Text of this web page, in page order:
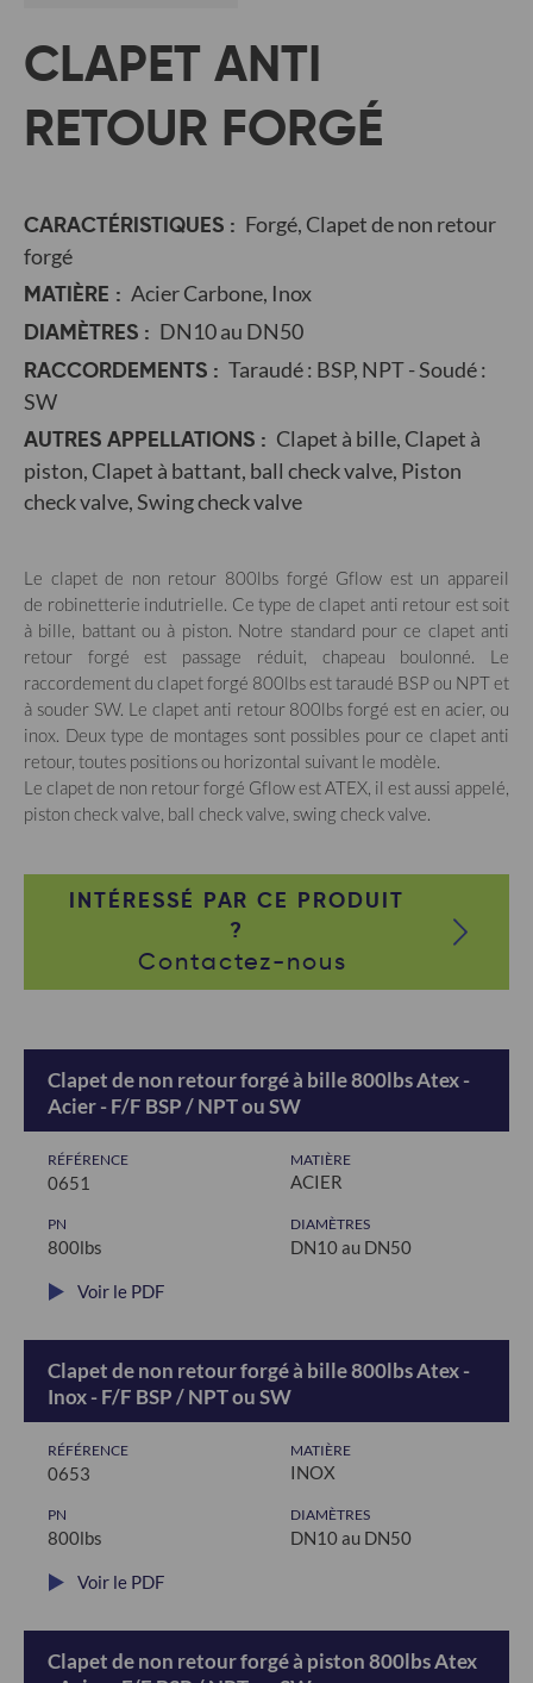
CLAPET ANTI
RETOUR FORGÉ
CARACTÉRISTIQUES : Forgé, Clapet de non retour
forgé
MATIÈRE : Acier Carbone, Inox
DIAMÈTRES : DN10 au DN50
RACCORDEMENTS : Taraudé : BSP, NPT - Soudé :
SW
AUTRES APPELLATIONS : Clapet à bille, Clapet à
piston, Clapet à battant, ball check valve, Piston
check valve, Swing check valve
Le clapet de non retour 800lbs forgé Gflow est un appareil
de robinetterie indutrielle. Ce type de clapet anti retour est soit
à bille, battant ou à piston. Notre standard pour ce clapet anti
retour forgé est passage réduit, chapeau boulonné. Le
raccordement du clapet forgé 800lbs est taraudé BSP ou NPT et
à souder SW. Le clapet anti retour 800lbs forgé est en acier, ou
inox. Deux type de montages sont possibles pour ce clapet anti
retour, toutes positions ou horizontal suivant le modèle.
Le clapet de non retour forgé Gflow est ATEX, il est aussi appelé,
piston check valve, ball check valve, swing check valve.
INTÉRESSÉ PAR CE PRODUIT
?
Contactez-nous
Clapet de non retour forgé à bille 800lbs Atex -
Acier - F/F BSP / NPT ou SW
RÉFÉRENCE
0651
MATIÈRE
ACIER
PN
800lbs
DIAMÈTRES
DN10 au DN50
Voir le PDF
Clapet de non retour forgé à bille 800lbs Atex -
Inox - F/F BSP / NPT ou SW
RÉFÉRENCE
0653
MATIÈRE
INOX
PN
800lbs
DIAMÈTRES
DN10 au DN50
Voir le PDF
Clapet de non retour forgé à piston 800lbs Atex